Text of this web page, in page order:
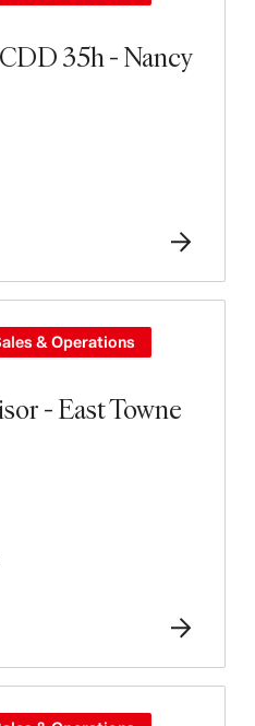
35h - Nancy
- East Towne
& Operations